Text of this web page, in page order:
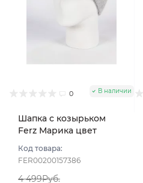
0 В наличии
Шапка с козырьком
Ferz Марика цвет
Код товара:
FER00200157386
4 499Руб.